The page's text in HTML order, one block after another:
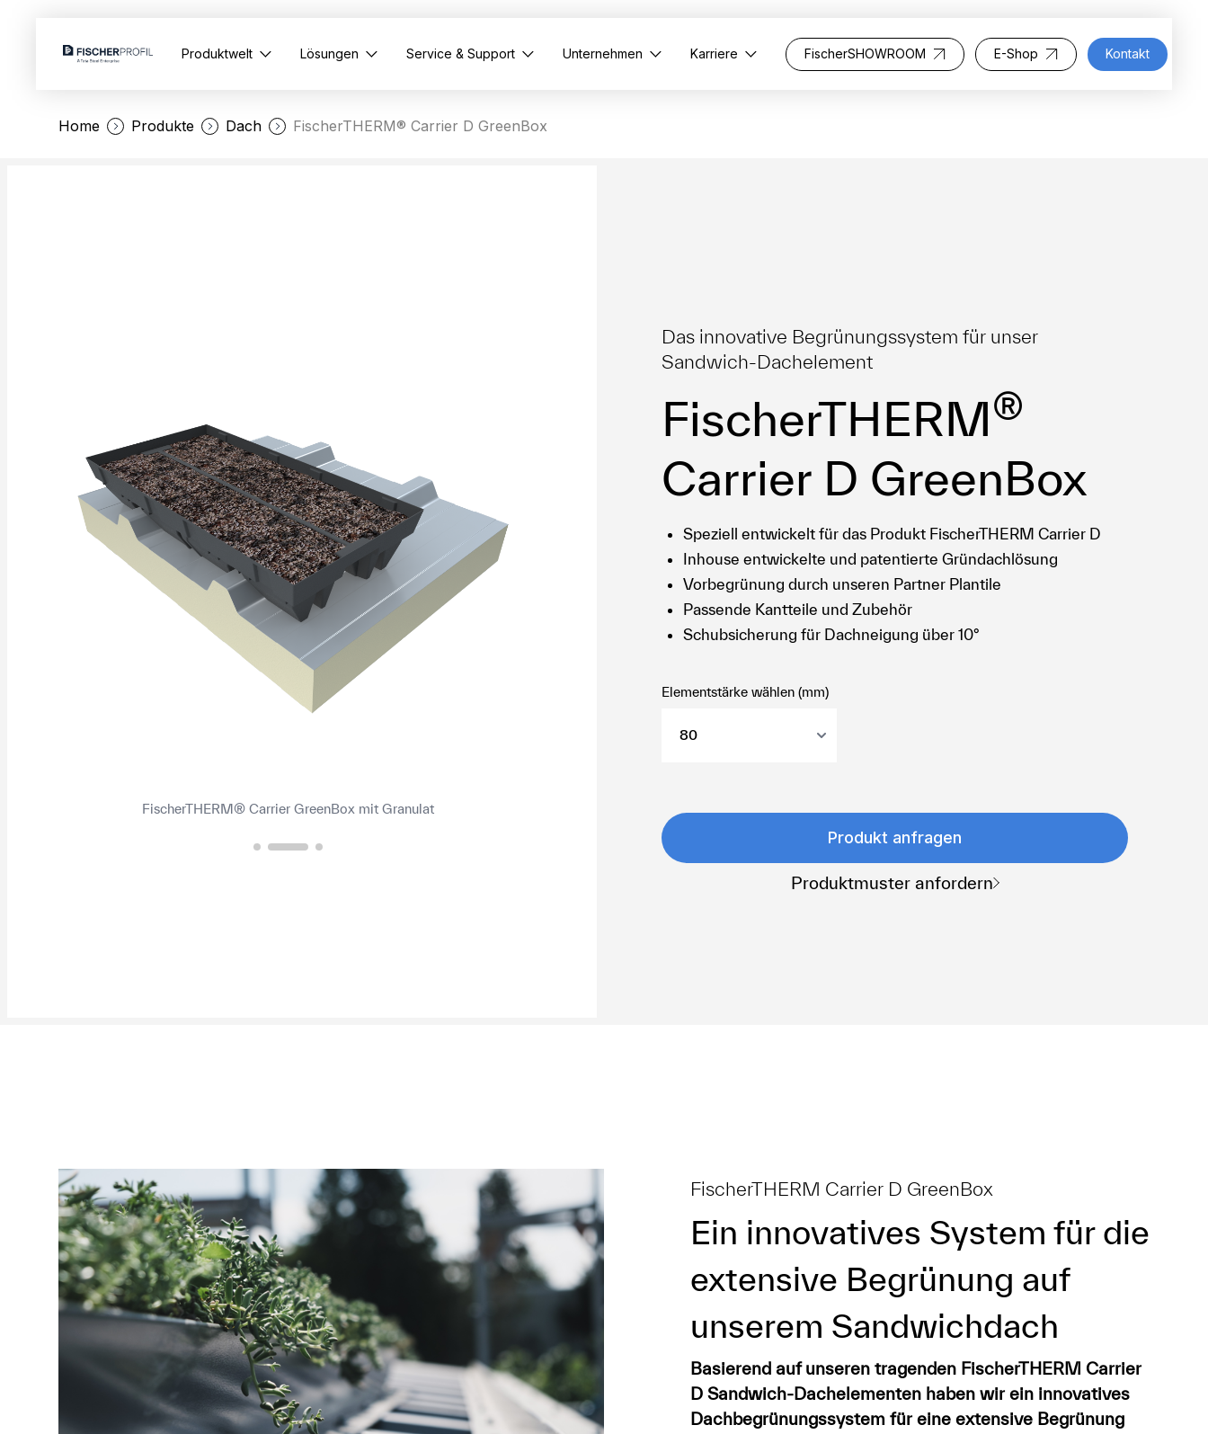
Produktwelt Lösungen Service & Support Unternehmen Karriere FischerSHOWROOM E-Shop Kontakt
Home Produkte Dach FischerTHERM® Carrier D GreenBox
FischerTHERM® Carrier GreenBox mit Granulat
Das innovative Begrünungssystem für unser
Sandwich-Dachelement
FischerTHERM®
Carrier D GreenBox
Speziell entwickelt für das Produkt FischerTHERM Carrier D
Inhouse entwickelte und patentierte Gründachlösung
Vorbegrünung durch unseren Partner Plantile
Passende Kantteile und Zubehör
Schubsicherung für Dachneigung über 10°
Elementstärke wählen (mm)
Produkt anfragen
Produktmuster anfordern
FischerTHERM Carrier D GreenBox
Ein innovatives System für die
extensive Begrünung auf
unserem Sandwichdach
Basierend auf unseren tragenden FischerTHERM Carrier
D Sandwich-Dachelementen haben wir ein innovatives
Dachbegrünungssystem für eine extensive Begrünung